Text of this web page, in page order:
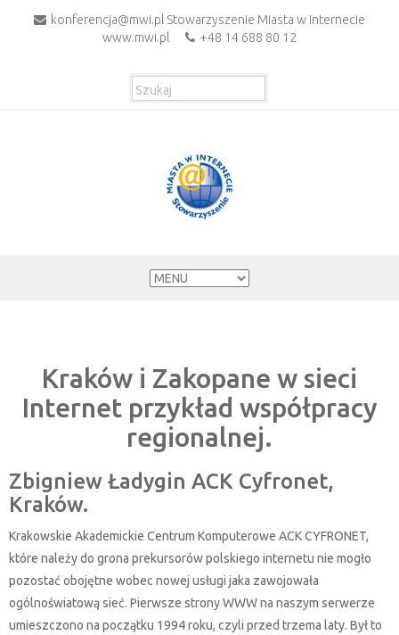
konferencja@mwi.pl Stowarzyszenie Miasta w Internecie
www.mwi.pl
+48 14 688 80 12
Kraków i Zakopane w sieci
Internet przykład współpracy
regionalnej.
Zbigniew Ładygin ACK Cyfronet,
Kraków.
Krakowskie Akademickie Centrum Komputerowe ACK CYFRONET,
które należy do grona prekursorów polskiego internetu nie mogło
pozostać obojętne wobec nowej usługi jaka zawojowała
ogólnoświatową sieć. Pierwsze strony WWW na naszym serwerze
umieszczono na początku 1994 roku, czyli przed trzema laty. Był to